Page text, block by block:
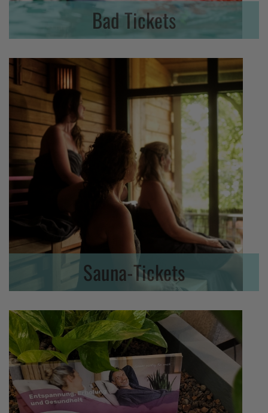
Bad Tickets
Sauna-Tickets